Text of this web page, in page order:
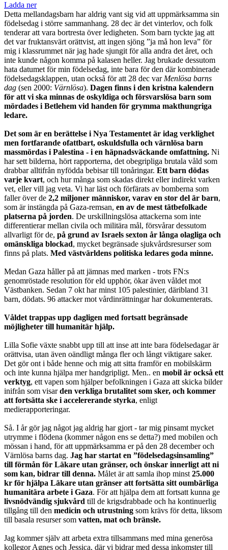
Ladda ner
Detta mellandagsbarn har aldrig vant sig vid att uppmärksamma sin
födelsedag i större sammanhang. 28 dec är det vinterlov, och folk
tenderar att vara bortresta över ledigheten. Som barn tyckte jag att
det var fruktansvärt orättvist, att ingen sjöng ”ja må hon leva” för
mig i klassrummet när jag hade sjungit för alla andra det året, och
inte kunde någon komma på kalasen heller. Jag brukade dessutom
hata datumet för min födelsedag, inte bara för den där kombinerade
födelsedagsklappen, utan också för att 28 dec varMenlösa barns
dag (sen 2000: Värnlösa). Dagen finns i den kristna kalendern
för att vi ska minnas de oskyldiga och försvarslösa barn som
mördades i Betlehem vid handen för grymma makthungriga
ledare.
Det som är en berättelse i Nya Testamentet är idag verklighet
men fortfarande ofattbart, oskuldsfulla och värnlösa barn
massmördas i Palestina - i en häpnadsväckande omfattning. Ni
har sett bilderna, hört rapporterna, det obegripliga brutala våld som
drabbar alltifrån nyfödda bebisar till tonåringar. Ett barn dödas
varje kvart, och hur många som skadas direkt eller indirekt varken
vet, eller vill jag veta. Vi har läst och förfärats av bomberna som
faller över de 2,2 miljoner människor, varav en stor del är barn,
som är instängda på Gaza-remsan, en av de mest tätbefolkade
platserna på jorden. De urskillningslösa attackerna som inte
differentierar mellan civila och militära mål, försvårar dessutom
allvarligt för de, på grund av Israels sexton år långa olagliga och
omänskliga blockad, mycket begränsade sjukvårdsresurser som
finns på plats. Med västvärldens politiska ledares goda minne.
Medan Gaza håller på att jämnas med marken - trots FN:s
genomröstade resolution för eld upphör, ökar även våldet mot
Västbanken. Sedan 7 okt har minst 105 palestinier, däribland 31
barn, dödats. 96 attacker mot vårdinrättningar har dokumenterats.
Våldet trappas upp dagligen med fortsatt begränsade
möjligheter till humanitär hjälp.
Lilla Sofie växte snabbt upp till att inse att inte bara födelsedagar är
orättvisa, utan även oändligt många fler och långt viktigare saker.
Det gör ont i både henne och mig att sitta framför en mobilskärm
och inte kunna hjälpa mer handgripligt. Men.. en mobil är också ett
verktyg, ett vapen som hjälper befolkningen i Gaza att skicka bilder
inifrån som visarden verkliga brutalitet som sker, och kommer
att fortsätta ske i accelererande styrka, enligt
medierapporteringar.
Så. I år gör jag något jag aldrig har gjort - tar mig pinsamt mycket
utrymme i flödena (kommer någon ens se detta?) med mobilen och
mössan i hand, för att uppmärksamma er på den 28 december och
Värnlösa barns dag. Jag har startat en ”födelsedagsinsamling”
till förmån för Läkare utan gränser, och önskar innerligt att ni
som kan, bidrar till denna. Målet är att samla ihop minst 25.000
kr för hjälpa Läkare utan gränser att fortsätta sitt oumbärliga
humanitära arbete i Gaza. För att hjälpa dem att fortsatt kunna ge
livsnödvändig sjukvård till de krigsdrabbade och ha kontinuerlig
tillgång till den medicin och utrustning som krävs för detta, liksom
till basala resurser som vatten, mat och bränsle.
Jag kommer själv att arbeta extra tillsammans med mina generösa
kollegor Agnes och Jessica, där vi bidrar med dessa inkomster till